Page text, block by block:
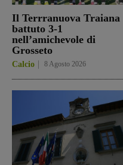
Il Terrranuova Traiana
battuto 3-1
nell’amichevole di
Grosseto
Calcio 8 Agosto 2026